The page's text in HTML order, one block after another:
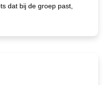
dat bij de groep past,